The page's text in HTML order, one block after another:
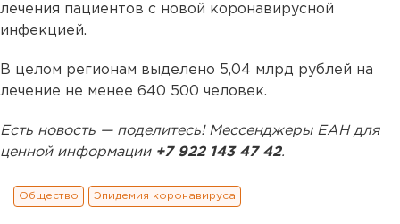
лечения пациентов с новой коронавирусной
инфекцией.
В целом регионам выделено 5,04 млрд рублей на
лечение не менее 640 500 человек.
Есть новость — поделитесь! Мессенджеры ЕАН для
ценной информации +7 922 143 47 42.
Общество Эпидемия коронавируса